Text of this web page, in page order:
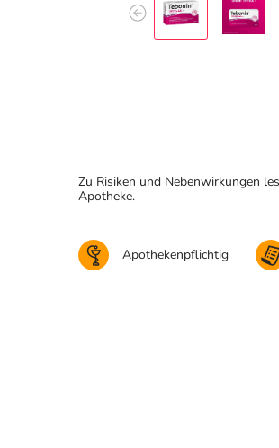
Zu Risiken und Nebenwirkungen
Apotheke.
Apothekenpflichtig